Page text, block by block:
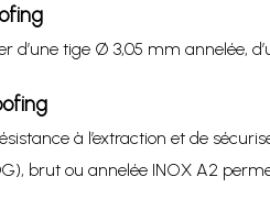
d’une tige Ø 3,05 mm
à l’extraction et de
brut ou annelée INOX A2